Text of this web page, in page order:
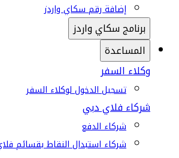
إضافة رقم سكاي واردز
برنامج سكاي واردز
المساعدة
وكلاء السفر
تسجيل الدخول لوكلاء السفر
شركاء فلاي دبي
شركاء الدفع
شركاء استبدال النقاط بقسائم